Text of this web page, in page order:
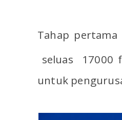
Tahap
seluas 17000
untuk